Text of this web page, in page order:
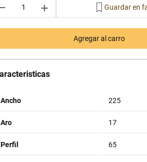
＋
Agregar al carro
Ancho 225
Aro 17
Perfil 65